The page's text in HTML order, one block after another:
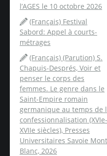
l’AGES le 10 octobre 2026
(Français) Festival
Sabord: Appel à courts-
métrages
(Français) (Parution) S.
Chapuis-Després, Voir et
penser le corps des
femmes. Le genre dans le
Saint-Empire romain
germanique au temps de
confessionnalisation (XVIe-
XVIIe siècles), Presses
Universitaires Savoie Mont
Blanc, 2026